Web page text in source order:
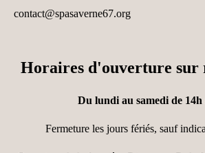
contact@spasaverne67.org
Horaires d'ouverture sur
Du lundi au samedi de 14h
Fermeture les jours fériés, sauf